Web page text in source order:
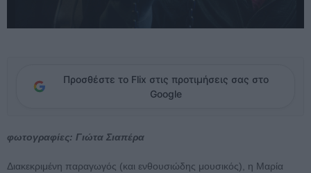
Προσθέστε το Flix στις προτιμήσεις σας στο
Google
φωτογραφίες: Γιώτα Σιαπέρα
Διακεκριμένη παραγωγός (και ενθουσιώδης μουσικός), η Μαρία